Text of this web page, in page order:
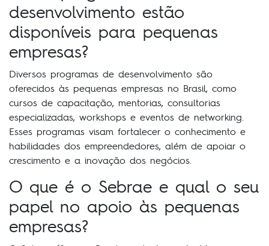
desenvolvimento estão
disponíveis para pequenas
empresas?
Diversos programas de desenvolvimento são
oferecidos às pequenas empresas no Brasil, como
cursos de capacitação, mentorias, consultorias
especializadas, workshops e eventos de networking.
Esses programas visam fortalecer o conhecimento e
habilidades dos empreendedores, além de apoiar o
crescimento e a inovação dos negócios.
O que é o Sebrae e qual o seu
papel no apoio às pequenas
empresas?